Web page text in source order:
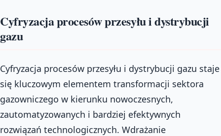
Cyfryzacja procesów przesyłu i dystrybucji
gazu
Cyfryzacja procesów przesyłu i dystrybucji gazu staje
się kluczowym elementem transformacji sektora
gazowniczego w kierunku nowoczesnych,
zautomatyzowanych i bardziej efektywnych
rozwiązań technologicznych. Wdrażanie